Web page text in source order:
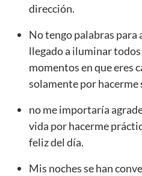
dirección.
No tengo palabras para
llegado a iluminar
momentos en que eres
solamente por hacerme
no me importaría
vida por hacerme
feliz del día.
Mis noches se han